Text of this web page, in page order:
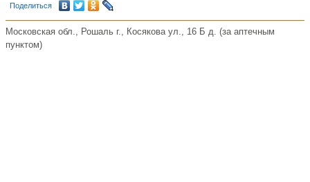
Поделиться
Московская обл., Рошаль г., Косякова ул., 16 Б д. (за аптечным
пунктом)